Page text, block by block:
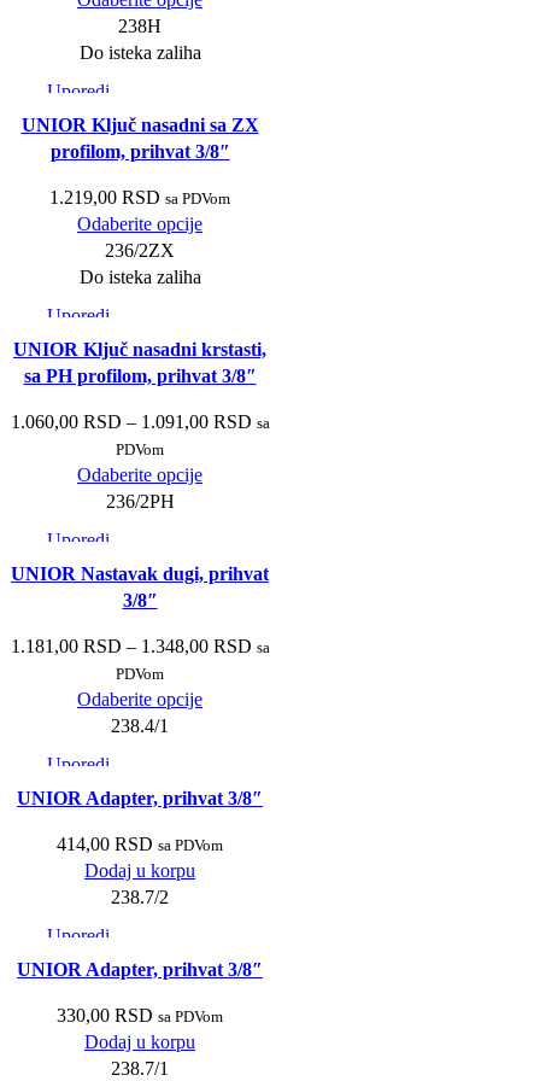
238H
Do isteka zaliha
Uporedi
Brzi pregled
Dodaj u listu želja
UNIOR Ključ nasadni sa ZX
profilom, prihvat 3/8″
1.219,00 RSD sa PDVom
Odaberite opcije
236/2ZX
Do isteka zaliha
Uporedi
Brzi pregled
Dodaj u listu želja
UNIOR Ključ nasadni krstasti,
sa PH profilom, prihvat 3/8″
1.060,00 RSD – 1.091,00 RSD sa
PDVom
Odaberite opcije
236/2PH
Uporedi
Brzi pregled
Dodaj u listu želja
UNIOR Nastavak dugi, prihvat
3/8″
1.181,00 RSD – 1.348,00 RSD sa
PDVom
Odaberite opcije
238.4/1
Uporedi
Brzi pregled
UNIOR Adapter, prihvat 3/8″
414,00 RSD sa PDVom
Dodaj u korpu
238.7/2
Uporedi
Brzi pregled
UNIOR Adapter, prihvat 3/8″
330,00 RSD sa PDVom
Dodaj u korpu
238.7/1